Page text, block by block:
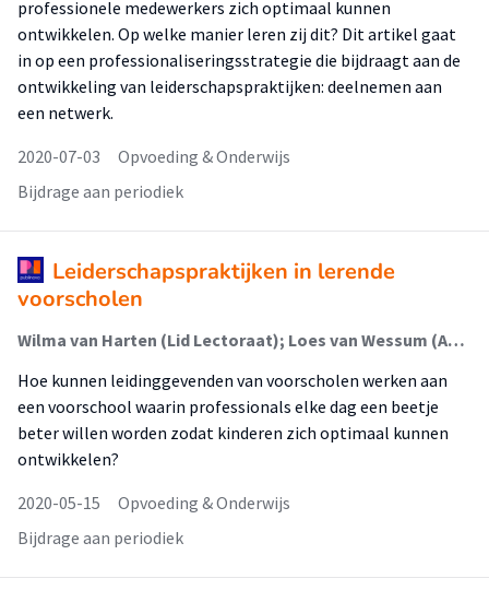
professionele medewerkers zich optimaal kunnen
ontwikkelen. Op welke manier leren zij dit? Dit artikel gaat
in op een professionaliseringsstrategie die bijdraagt aan de
ontwikkeling van leiderschapspraktijken: deelnemen aan
een netwerk.
2020-07-03
Opvoeding & Onderwijs
Bijdrage aan periodiek
Leiderschapspraktijken in lerende
voorscholen
Wilma van Harten (Lid Lectoraat); Loes van Wessum (Associate Lector)
Hoe kunnen leidinggevenden van voorscholen werken aan
een voorschool waarin professionals elke dag een beetje
beter willen worden zodat kinderen zich optimaal kunnen
ontwikkelen?
2020-05-15
Opvoeding & Onderwijs
Bijdrage aan periodiek